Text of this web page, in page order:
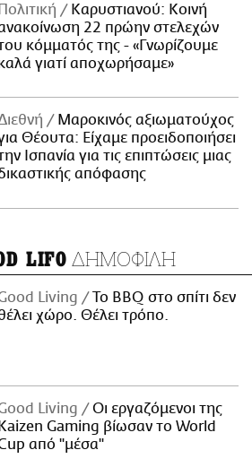
Πολιτική
Καρυστιανού: Κοινή
22 πρώην στελεχών
κόμματός της - «Γνωρίζουμε
γιατί αποχωρήσαμε»
Μαροκινός αξιωματούχος
Θέουτα: Είχαμε προειδοποιήσει
Ισπανία για τις επιπτώσεις μιας
απόφασης
LIFO ΔΗΜΟΦΙΛΗ
Living
Το BBQ στο σπίτι δεν
χώρο. Θέλει τρόπο.
Living
Οι εργαζόμενοι της
Kaizen Gaming βίωσαν το World
από "μέσα"